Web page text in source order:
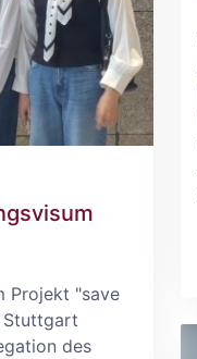
Projekt "save
Stuttgart
des